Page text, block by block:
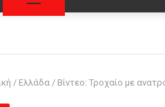
/ Ελλάδα / Βίντεο: Τροχαίο με